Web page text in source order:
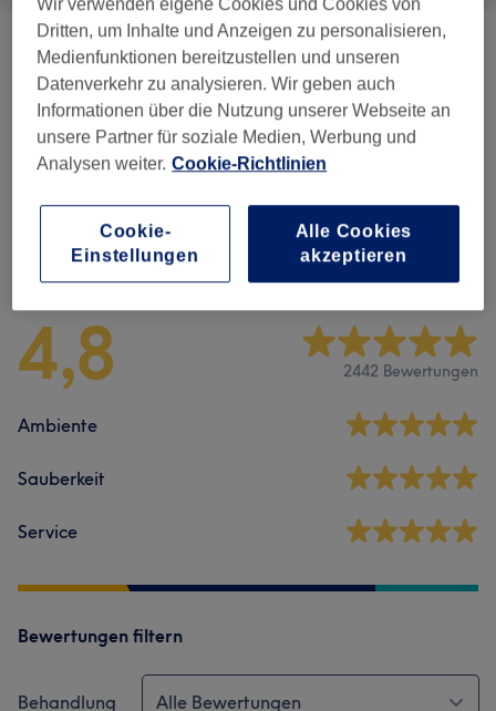
Extras (1) ab 5 €
Damen - Waxing (7) ab 10 €
Dauerhafte Haarentfernung (22)
Salonbewertungen
4,8 2442 Bewertungen
Ambiente
Sauberkeit
Service
Bewertungen filtern
Behandlung Alle Bewertungen
Dritten, um Inhalte und Anzeigen zu personalisieren,
Medienfunktionen bereitzustellen und unseren
Datenverkehr zu analysieren. Wir geben auch
Informationen über die Nutzung unserer Webseite an
unsere Partner für soziale Medien, Werbung und
Analysen weiter. Cookie-Richtlinien
Cookie-
Einstellungen
Alle Cookies
akzeptieren